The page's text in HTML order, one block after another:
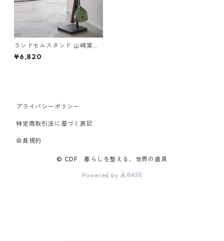
ランドセルスタンド 山崎実業
tower タワー 伸縮ランドセル
スタンド ブラック
¥6,820
プライバシーポリシー
特定商取引法に基づく表記
会員規約
© CDF 暮らしを整える、世界の道具
Powered by